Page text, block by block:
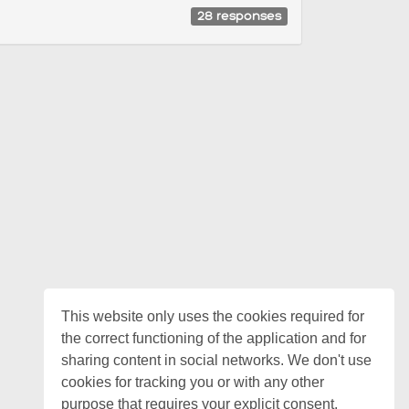
This website only uses the cookies required for
the correct functioning of the application and for
sharing content in social networks. We don't use
cookies for tracking you or with any other
purpose that requires your explicit consent.
28 responses